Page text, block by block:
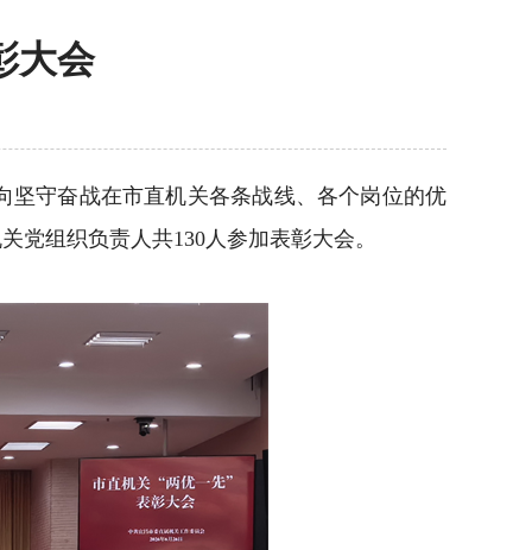
大会
守奋战在市直机关各条战线、各个岗位的优
党组织负责人共130人参加表彰大会。